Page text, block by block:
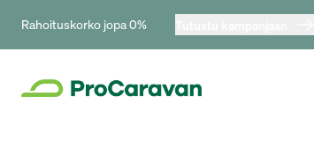
Rahoituskorko jopa 0%